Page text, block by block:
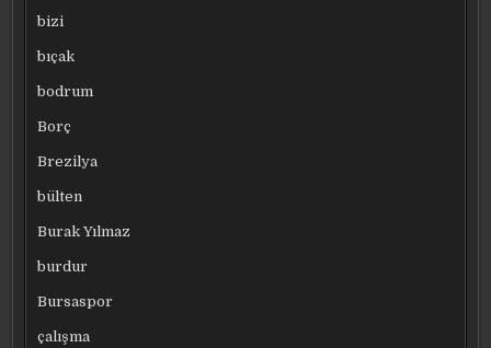
bizi
bıçak
bodrum
Borç
Brezilya
bülten
Burak Yılmaz
burdur
Bursaspor
çalışma